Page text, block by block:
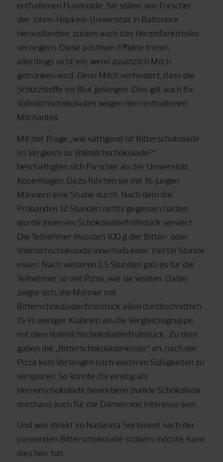
enthaltenen Flavonoide. Sie sollen, wie Forscher
der Johns-Hopkins-Universität in Baltimore
herausfanden, zudem auch das Herzinfarktrisiko
verringern. Diese positiven Effekte treten
allerdings nicht ein, wenn zusätzlich Milch
getrunken wird. Denn Milch verhindert, dass die
Schutzstoffe ins Blut gelangen. Dies gilt auch für
Vollmilchschokoladen wegen dem enthaltenen
Milchanteil.
Mit der Frage „wie sättigend ist Bitterschokolade
im Vergleich zu Vollmilchschokolade?“
beschäftigten sich Forscher an der Universität
Kopenhagen. Dazu führten sie mit 16 jungen
Männern eine Studie durch. Nach dem die
Probanden 12 Stunden nichts gegessen hatten,
wurde ihnen ein Schokoladenfrühstück serviert.
Die Teilnehmer mussten 100 g der Bitter- oder
Vollmilchschokolade innerhalb einer Viertel Stunde
essen. Nach weiteren 2,5 Stunden gab es für die
Teilnehmer so viel Pizza, wie sie wollten. Dabei
zeigte sich, die Männer mit
Bitterschokoladenfrühstück aßen durchschnittlich
15 % weniger Kalorien als die Vergleichsgruppe
mit dem Vollmilchschokoladenfrühstück. Zu dem
gaben die „Bitterschokoladenesser“ an, nach der
Pizza kein Verlangen nach weiteren Süßigkeiten zu
verspüren. So könnte die einstig als
Herrenschokolade beworbene dunkle Schokolade
durchaus auch für die Damen von Interesse sein.
Und wer direkt im Naturata Sortiment nach der
passenden Bitterschokolade stöbern möchte, kann
dies hier tun.